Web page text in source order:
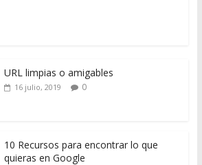
URL limpias o amigables
16 julio, 2019 0
10 Recursos para encontrar lo que
quieras en Google